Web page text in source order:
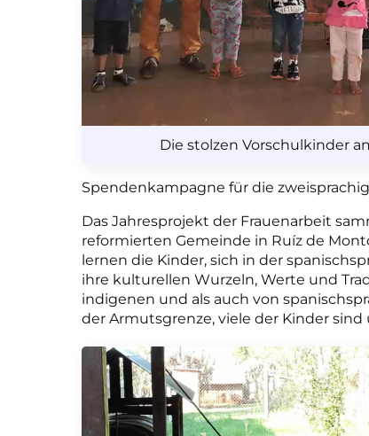
Die stolzen Vorschulkinder
Spendenkampagne für die
Das Jahresprojekt der Frauenarbeit
reformierten Gemeinde in Ruíz de
lernen die Kinder, sich in der
ihre kulturellen Wurzeln, Werte und
indigenen und als auch von
der Armutsgrenze, viele der Kinder